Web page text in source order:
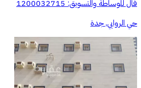
فال للوساطة والتسويق: 1200032715
حي الروابي, جدة